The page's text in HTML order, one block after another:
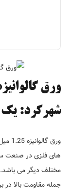
شهرکرد: یک
های فلزی در صنعت
مختلف دیگر می
جمله مقاومت بالا در